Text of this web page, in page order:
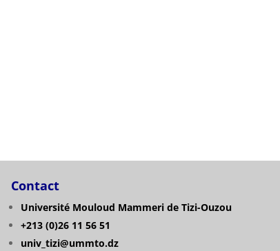
Contact
Université Mouloud Mammeri de Tizi-Ouzou
+213 (0)26 11 56 51
univ_tizi@ummto.dz